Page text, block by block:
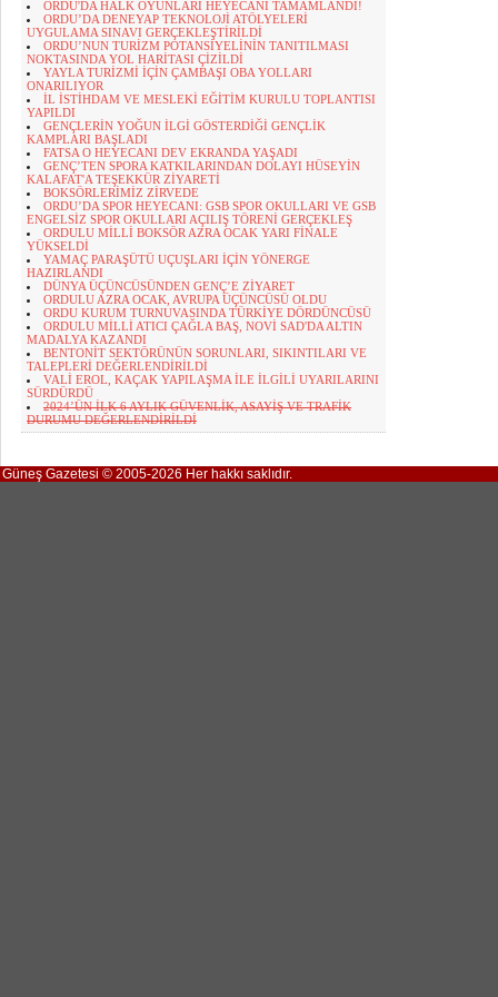
ORDU'DA HALK OYUNLARI HEYECANI TAMAMLANDI!
ORDU’DA DENEYAP TEKNOLOJİ ATÖLYELERİ
UYGULAMA SINAVI GERÇEKLEŞTİRİLDİ
ORDU’NUN TURİZM POTANSİYELİNİN TANITILMASI
NOKTASINDA YOL HARİTASI ÇİZİLDİ
YAYLA TURİZMİ İÇİN ÇAMBAŞI OBA YOLLARI
ONARILIYOR
İL İSTİHDAM VE MESLEKİ EĞİTİM KURULU TOPLANTISI
YAPILDI
GENÇLERİN YOĞUN İLGİ GÖSTERDİĞİ GENÇLİK
KAMPLARI BAŞLADI
FATSA O HEYECANI DEV EKRANDA YAŞADI
GENÇ’TEN SPORA KATKILARINDAN DOLAYI HÜSEYİN
KALAFAT'A TEŞEKKÜR ZİYARETİ
BOKSÖRLERİMİZ ZİRVEDE
ORDU’DA SPOR HEYECANI: GSB SPOR OKULLARI VE GSB
ENGELSİZ SPOR OKULLARI AÇILIŞ TÖRENİ GERÇEKLEŞ
ORDULU MİLLİ BOKSÖR AZRA OCAK YARI FİNALE
YÜKSELDİ
YAMAÇ PARAŞÜTÜ UÇUŞLARI İÇİN YÖNERGE
HAZIRLANDI
DÜNYA ÜÇÜNCÜSÜNDEN GENÇ’E ZİYARET
ORDULU AZRA OCAK, AVRUPA ÜÇÜNCÜSÜ OLDU
ORDU KURUM TURNUVASINDA TÜRKİYE DÖRDÜNCÜSÜ
ORDULU MİLLİ ATICI ÇAĞLA BAŞ, NOVİ SAD'DA ALTIN
MADALYA KAZANDI
BENTONİT SEKTÖRÜNÜN SORUNLARI, SIKINTILARI VE
TALEPLERİ DEĞERLENDİRİLDİ
VALİ EROL, KAÇAK YAPILAŞMA İLE İLGİLİ UYARILARINI
SÜRDÜRDÜ
2024’ÜN İLK 6 AYLIK GÜVENLİK, ASAYİŞ VE TRAFİK
DURUMU DEĞERLENDİRİLDİ
Güneş Gazetesi © 2005-2026 Her hakkı saklıdır.